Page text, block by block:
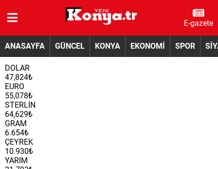
E-gazete
ANASAYFA GÜNCEL KONYA EKONOMİ SPOR
DOLAR
47,824₺
EURO
55,078₺
STERLİN
64,629₺
GRAM
6.654₺
ÇEYREK
10.930₺
YARIM